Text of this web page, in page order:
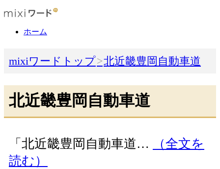
ホーム
mixiワードトップ 北近畿豊岡自動車道
北近畿豊岡自動車道
「北近畿豊岡自動車道…
（全文を
読む）